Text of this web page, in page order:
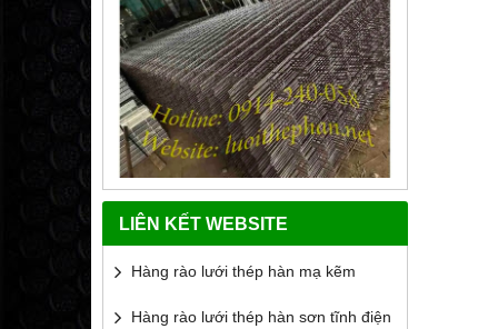
LIÊN KẾT WEBSITE
Hàng rào lưới thép hàn mạ kẽm
Hàng rào lưới thép hàn sơn tĩnh điện